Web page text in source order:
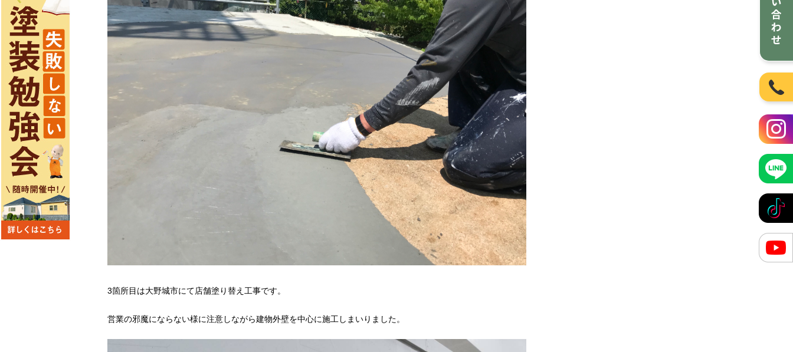
3箇所目は大野城市にて店舗塗り替え工事です。
営業の邪魔にならない様に注意しながら建物外壁を中心に施工しまいりました。